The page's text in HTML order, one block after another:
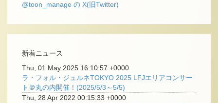
@toon_manage の X(旧Twitter)
新着ニュース
Thu, 01 May 2025 16:10:57 +0000
ラ・フォル・ジュルネTOKYO 2025 LFJエリアコンサー
ト＠丸の内開催！(2025/5/3～5/5)
Thu, 28 Apr 2022 00:15:33 +0000